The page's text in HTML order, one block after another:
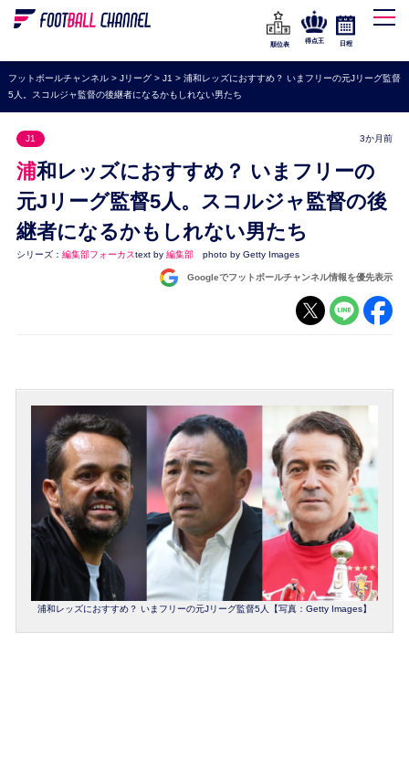
WEリーグ
海外サッカー
プレミアリーグ
セリエA
ブンデスリーガ
UEFA
ナショナルチーム
順位表
得点王 日程
フットボールチャンネル> Jリーグ> J1 > 浦和レッズにおすすめ？ いまフリーの元Jリーグ監督
5人。スコルジャ監督の後継者になるかもしれない男たち
J1 3か月前
浦和レッズにおすすめ？ いまフリーの
元Jリーグ監督5人。スコルジャ監督の後
継者になるかもしれない男たち
シリーズ： 編集部フォーカスtext by 編集部 photo by Getty Images
Googleでフットボールチャンネル情報を優先表示
浦和レッズにおすすめ？ いまフリーの元Jリーグ監督5人【写真：Getty Images】